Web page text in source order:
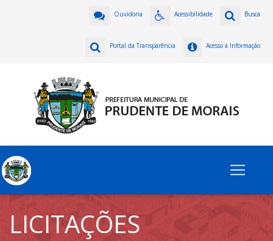
Busca
Acessibilidade
Ouvidoria
Acesso à Informação
Portal da Transparência
LICITAÇÕES